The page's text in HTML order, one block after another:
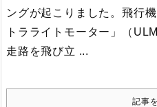
ングが起こりました。 飛行
トラライトモーター」（
走路を飛び立 ...
記事